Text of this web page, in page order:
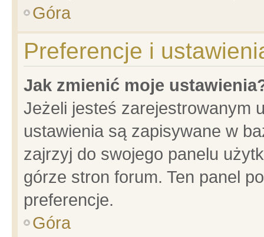
Góra
Preferencje i
Jak zmienić moje
Jeżeli jesteś zarejestrowanym
ustawienia są zapisywane w
zajrzyj do swojego panelu
górze stron forum. Ten panel
preferencje.
Góra